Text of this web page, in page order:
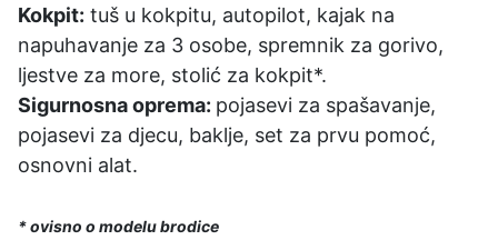
Kokpit: tuš u kokpitu, autopilot, kajak na
napuhavanje za 3 osobe, spremnik za gorivo,
ljestve za more, stolić za kokpit*.
Sigurnosna oprema: pojasevi za spašavanje,
pojasevi za djecu, baklje, set za prvu pomoć,
osnovni alat.
* ovisno o modelu brodice